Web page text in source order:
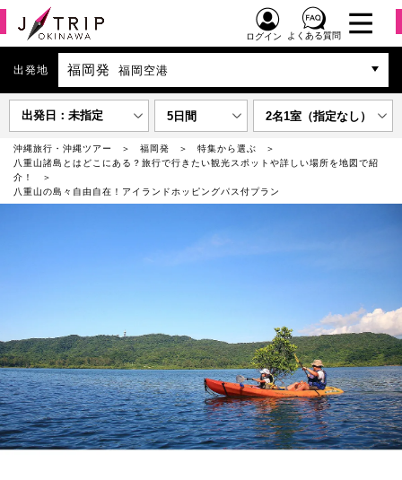
ログイン よくある質問
出発地 福岡発 福岡空港
出発日：未指定 5日間 2名1室（指定なし）
沖縄旅行・沖縄ツアー 福岡発
特集から選ぶ
八重山諸島とはどこにある？旅行で行きたい観光スポットや詳しい場所を地図で紹
介！
八重山の島々自由自在！アイランドホッピングパス付プラン